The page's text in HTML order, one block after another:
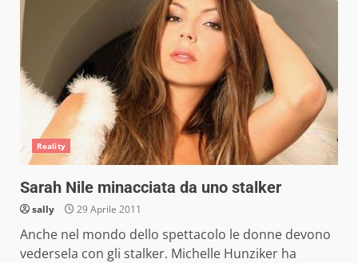
Reality
Sarah Nile minacciata da uno stalker
sally 29 Aprile 2011
Anche nel mondo dello spettacolo le donne devono
vedersela con gli stalker. Michelle Hunziker ha